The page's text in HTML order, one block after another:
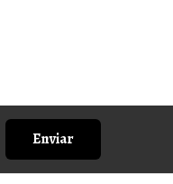
Enviar